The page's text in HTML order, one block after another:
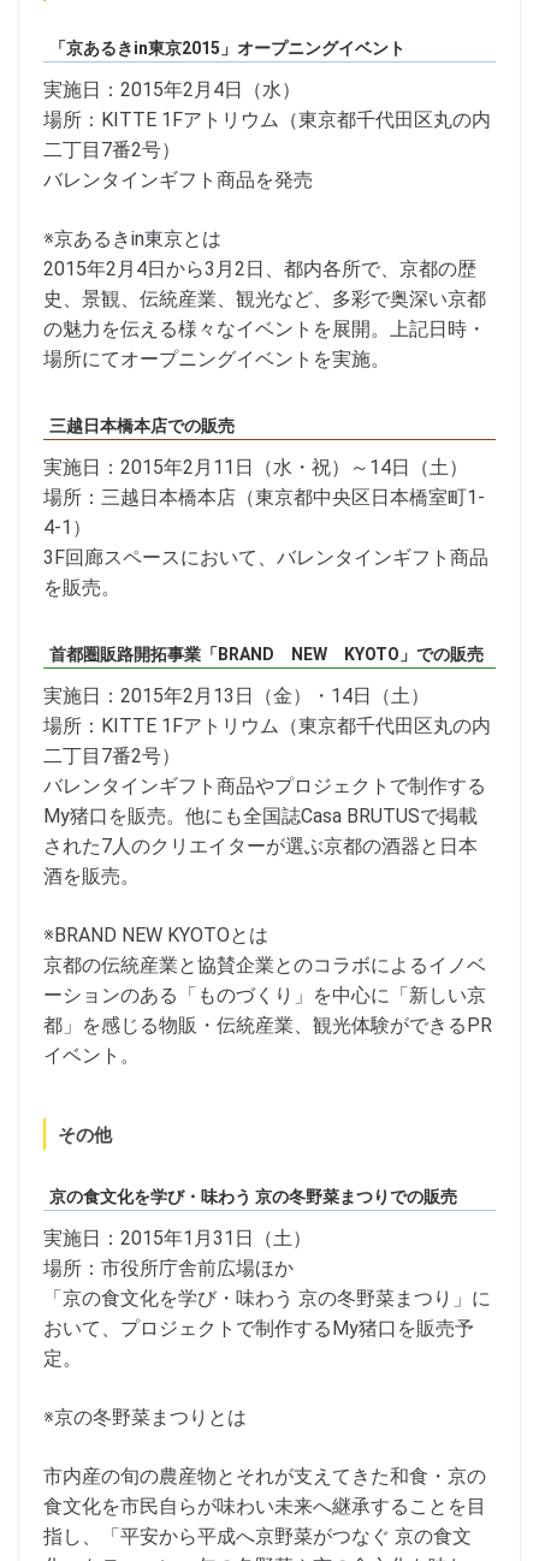
「京あるきin東京2015」オープニングイベント
実施日：2015年2月4日（水）
場所：KITTE 1Fアトリウム（東京都千代田区丸の内
二丁目7番2号）
バレンタインギフト商品を発売
※京あるきin東京とは
2015年2月4日から3月2日、都内各所で、京都の歴
史、景観、伝統産業、観光など、多彩で奥深い京都
の魅力を伝える様々なイベントを展開。上記日時・
場所にてオープニングイベントを実施。
三越日本橋本店での販売
実施日：2015年2月11日（水・祝）～14日（土）
場所：三越日本橋本店（東京都中央区日本橋室町1-
4-1）
3F回廊スペースにおいて、バレンタインギフト商品
を販売。
首都圏販路開拓事業「BRAND NEW KYOTO」での販売
実施日：2015年2月13日（金）・14日（土）
場所：KITTE 1Fアトリウム（東京都千代田区丸の内
二丁目7番2号）
バレンタインギフト商品やプロジェクトで制作する
My猪口を販売。他にも全国誌Casa BRUTUSで掲載
された7人のクリエイターが選ぶ京都の酒器と日本
酒を販売。
※BRAND NEW KYOTOとは
京都の伝統産業と協賛企業とのコラボによるイノベ
ーションのある「ものづくり」を中心に「新しい京
都」を感じる物販・伝統産業、観光体験ができるPR
イベント。
その他
京の食文化を学び・味わう 京の冬野菜まつりでの販売
実施日：2015年1月31日（土）
場所：市役所庁舎前広場ほか
「京の食文化を学び・味わう 京の冬野菜まつり」に
おいて、プロジェクトで制作するMy猪口を販売予
定。
※京の冬野菜まつりとは
市内産の旬の農産物とそれが支えてきた和食・京の
食文化を市民自らが味わい未来へ継承することを目
指し、「平安から平成へ京野菜がつなぐ 京の食文